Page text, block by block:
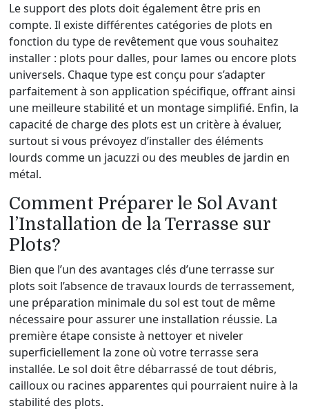
Le support des plots doit également être pris en
compte. Il existe différentes catégories de plots en
fonction du type de revêtement que vous souhaitez
installer : plots pour dalles, pour lames ou encore plots
universels. Chaque type est conçu pour s’adapter
parfaitement à son application spécifique, offrant ainsi
une meilleure stabilité et un montage simplifié. Enfin, la
capacité de charge des plots est un critère à évaluer,
surtout si vous prévoyez d’installer des éléments
lourds comme un jacuzzi ou des meubles de jardin en
métal.
Comment Préparer le Sol Avant
l’Installation de la Terrasse sur
Plots?
Bien que l’un des avantages clés d’une terrasse sur
plots soit l’absence de travaux lourds de terrassement,
une préparation minimale du sol est tout de même
nécessaire pour assurer une installation réussie. La
première étape consiste à nettoyer et niveler
superficiellement la zone où votre terrasse sera
installée. Le sol doit être débarrassé de tout débris,
cailloux ou racines apparentes qui pourraient nuire à la
stabilité des plots.